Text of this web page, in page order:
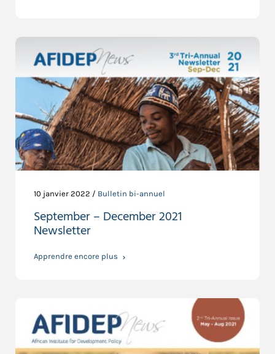
10 janvier 2022 / Bulletin bi-annuel
September – December 2021
Newsletter
Apprendre encore plus